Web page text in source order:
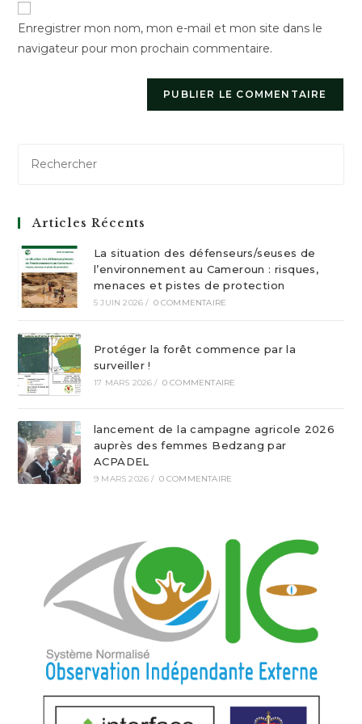
votre
site
(facultatif)
Enregistrer mon nom, mon e-mail et mon site dans le
navigateur pour mon prochain commentaire.
Articles Récents
La situation des défenseurs/seuses de
l’environnement au Cameroun : risques,
menaces et pistes de protection
5 JUIN 2026 / 0 COMMENTAIRE
Protéger la forêt commence par la
surveiller !
17 MARS 2026 / 0 COMMENTAIRE
lancement de la campagne agricole 2026
auprès des femmes Bedzang par
ACPADEL
9 MARS 2026 / 0 COMMENTAIRE